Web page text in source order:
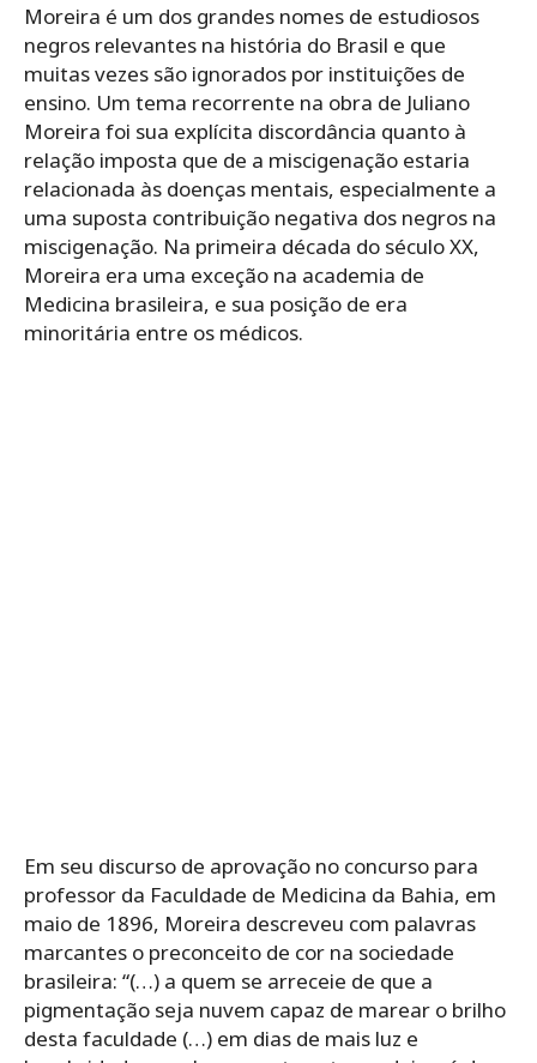
Moreira é um dos grandes nomes de estudiosos
negros relevantes na história do Brasil e que
muitas vezes são ignorados por instituições de
ensino. Um tema recorrente na obra de Juliano
Moreira foi sua explícita discordância quanto à
relação imposta que de a miscigenação estaria
relacionada às doenças mentais, especialmente a
uma suposta contribuição negativa dos negros na
miscigenação. Na primeira década do século XX,
Moreira era uma exceção na academia de
Medicina brasileira, e sua posição de era
minoritária entre os médicos.
Em seu discurso de aprovação no concurso para
professor da Faculdade de Medicina da Bahia, em
maio de 1896, Moreira descreveu com palavras
marcantes o preconceito de cor na sociedade
brasileira: “(…) a quem se arreceie de que a
pigmentação seja nuvem capaz de marear o brilho
desta faculdade (…) em dias de mais luz e